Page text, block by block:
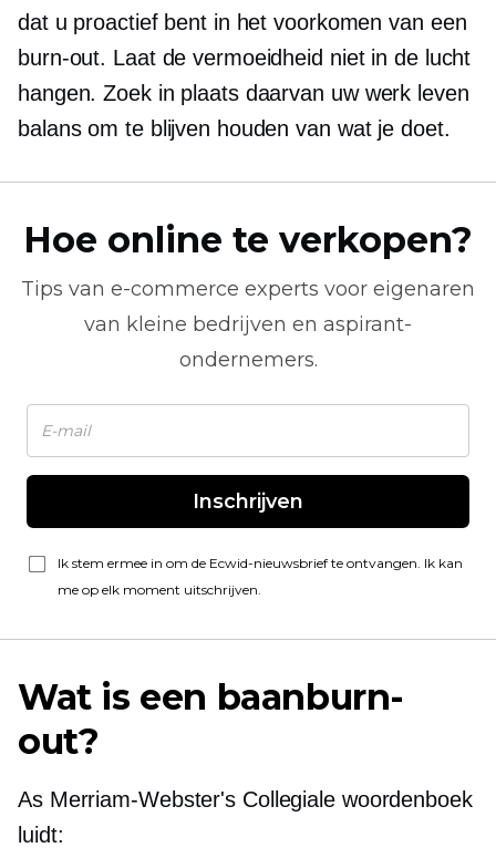
dat u proactief bent in het voorkomen van een
burn-out. Laat de vermoeidheid niet in de lucht
hangen. Zoek in plaats daarvan uw werk leven
balans om te blijven houden van wat je doet.
Hoe online te verkopen?
Tips van e-commerce experts voor eigenaren
van kleine bedrijven en aspirant-
ondernemers.
Inschrijven
Ik stem ermee in om de Ecwid-nieuwsbrief te ontvangen. Ik kan
me op elk moment uitschrijven.
Wat is een baanburn-
out?
As Merriam-Webster's Collegiale woordenboek
luidt: